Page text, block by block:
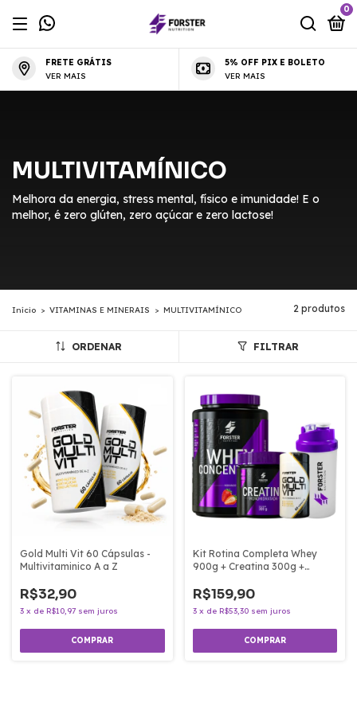
0
FRETE GRÁTIS
VER MAIS
5% OFF PIX E BOLETO
VER MAIS
MULTIVITAMÍNICO
Melhora da energia, stress mental, físico e imunidade! E o
melhor, é zero glúten, zero açúcar e zero lactose!
Início > VITAMINAS E MINERAIS > MULTIVITAMÍNICO 2 produtos
ORDENAR FILTRAR
Gold Multi Vit 60 Cápsulas -
Multivitaminico A a Z
R$32,90
3 x de R$10,97 sem juros
Kit Rotina Completa Whey
900g + Creatina 300g +
600ml
R$159,90
3 x de R$53,30 sem juros
COMPRAR